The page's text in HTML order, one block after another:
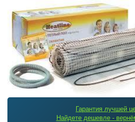
Гарантия лучшей
Найдете дешевле -